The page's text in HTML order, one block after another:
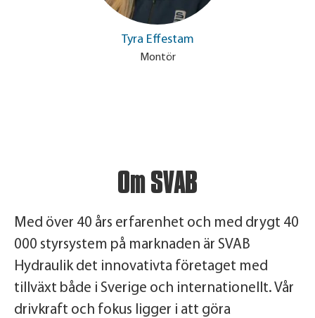
Tyra Effestam
Montör
Om SVAB
Med över 40 års erfarenhet och med drygt 40
000 styrsystem på marknaden är SVAB
Hydraulik det innovativta företaget med
tillväxt både i Sverige och internationellt. Vår
drivkraft och fokus ligger i att göra